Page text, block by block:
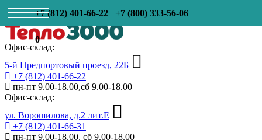
+7 (812) 401-66-22 +7 (800) 333-56-06
0
Офис-склад:
5-й Предпортовый проезд, 22Б
+7 (812) 401-66-22
пн-пт 9.00-18.00,сб 9.00-18.00
Офис-склад:
ул. Ворошилова, д.2 лит.Е
+7 (812) 401-66-31
пн-пт 9.00-18.00, сб 9.00-18.00